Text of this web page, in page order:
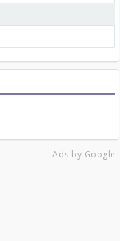
Ads by Google